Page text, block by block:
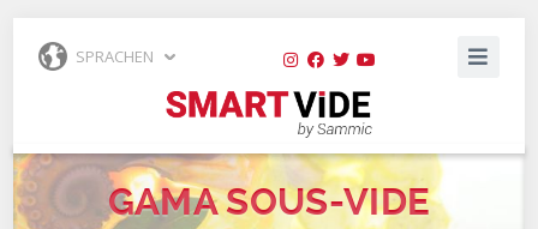
SPRACHEN
GAMA SOUS-VIDE